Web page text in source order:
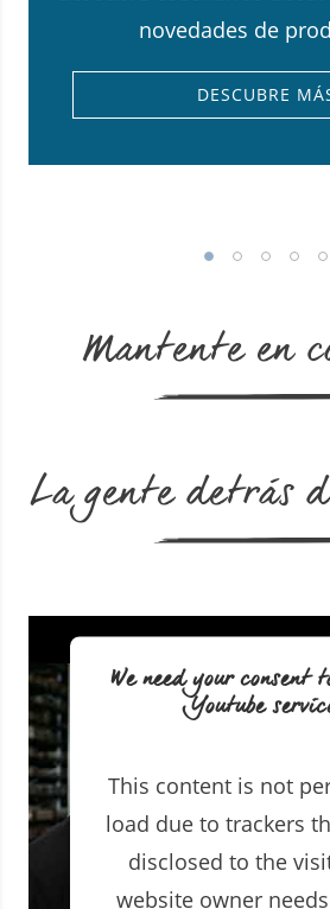
novedades de
DESCUBRE
Mantente en
La gente detrás
We need your consent
Youtube
This content is not
load due to trackers
disclosed to the
website owner